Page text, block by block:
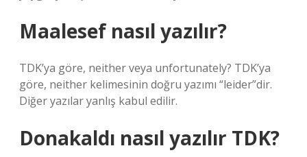
Maalesef nasıl yazılır?
TDK’ya göre, neither veya unfortunately? TDK’ya
göre, neither kelimesinin doğru yazımı “leider”dir.
Diğer yazılar yanlış kabul edilir.
Donakaldı nasıl yazılır TDK?